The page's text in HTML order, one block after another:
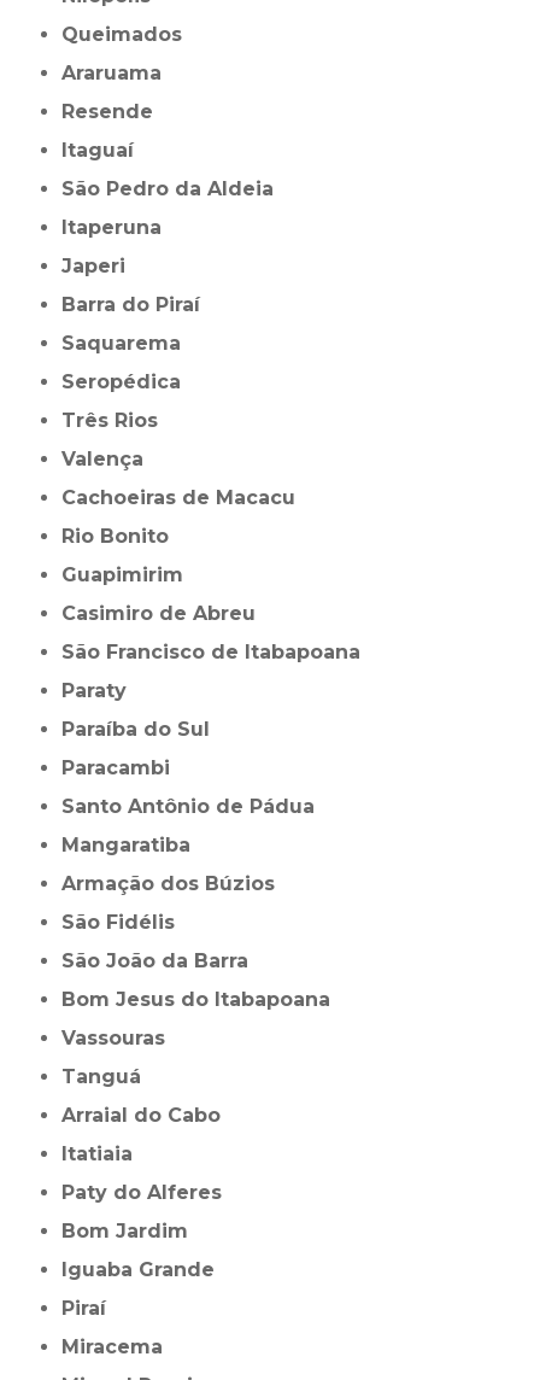
Queimados
Araruama
Resende
Itaguaí
São Pedro da Aldeia
Itaperuna
Japeri
Barra do Piraí
Saquarema
Seropédica
Três Rios
Valença
Cachoeiras de Macacu
Rio Bonito
Guapimirim
Casimiro de Abreu
São Francisco de Itabapoana
Paraty
Paraíba do Sul
Paracambi
Santo Antônio de Pádua
Mangaratiba
Armação dos Búzios
São Fidélis
São João da Barra
Bom Jesus do Itabapoana
Vassouras
Tanguá
Arraial do Cabo
Itatiaia
Paty do Alferes
Bom Jardim
Iguaba Grande
Piraí
Miracema